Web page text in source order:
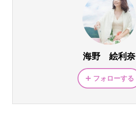
海野 絵利奈
フォローする